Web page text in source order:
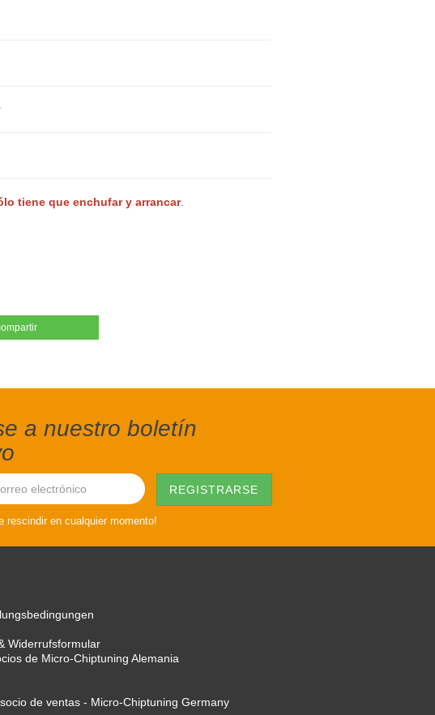
tiene que enchufar y arrancar.
a nuestro boletín
rescindir en cualquier momento!
Widerrufsformular
de Micro-Chiptuning Alemania
de ventas - Micro-Chiptuning Germany